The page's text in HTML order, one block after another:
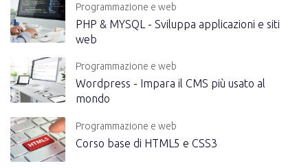
Programmazione e web
PHP & MYSQL - Sviluppa applicazioni e siti
web
Programmazione e web
Wordpress - Impara il CMS più usato al
mondo
Programmazione e web
Corso base di HTML5 e CSS3